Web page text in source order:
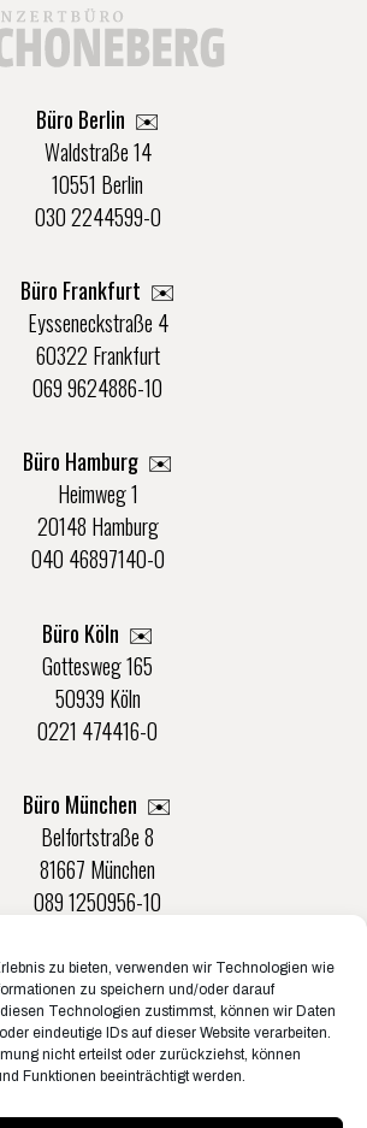
zu bieten, verwenden wir Technologien wie
zu speichern und/oder darauf
Technologien zustimmst, können wir Daten
eindeutige IDs auf dieser Website verarbeiten.
nicht erteilst oder zurückziehst, können
Funktionen beeinträchtigt werden.
Büro Berlin ✉️
Waldstraße 14
10551 Berlin
030 2244599-0
Büro Frankfurt ✉️
Eysseneckstraße 4
60322 Frankfurt
069 9624886-10
Büro Hamburg ✉️
Heimweg 1
20148 Hamburg
040 46897140-0
Büro Köln ✉️
Gottesweg 165
50939 Köln
0221 474416-0
Büro München ✉️
Belfortstraße 8
81667 München
089 1250956-10
Büro Münster ✉️
Rudolf-Von-Langen-Str. 42
48147 Münster
0251 20132-0